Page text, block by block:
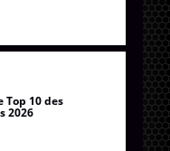
Top 10 des
2026